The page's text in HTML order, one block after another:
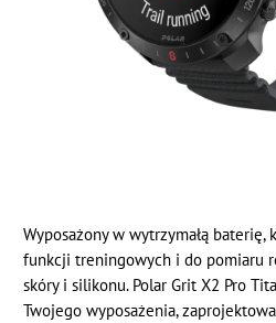
Wyposażony w wytrzymałą baterię,
funkcji treningowych i do pomiaru
skóry i silikonu. Polar Grit X2 Pro
Twojego wyposażenia,